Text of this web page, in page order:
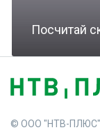
Посчитай
© ООО "НТВ-ПЛЮС"